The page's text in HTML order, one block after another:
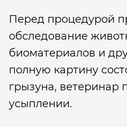
Перед процедурой
обследование
биоматериалов и
полную картину
грызуна,
усыплении.